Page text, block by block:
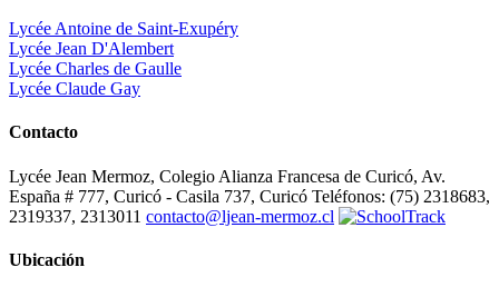
Lycée Antoine de Saint-Exupéry
Lycée Jean D'Alembert
Lycée Charles de Gaulle
Lycée Claude Gay
Contacto
Lycée Jean Mermoz, Colegio Alianza Francesa de Curicó, Av.
España # 777, Curicó - Casila 737, Curicó Teléfonos: (75) 2318683,
2319337, 2313011 contacto@ljean-mermoz.cl
Ubicación